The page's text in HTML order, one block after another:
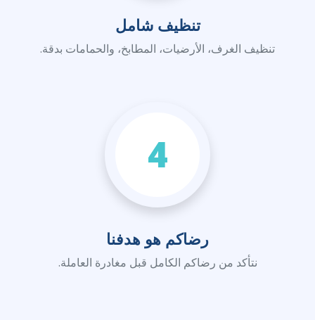
تنظيف شامل
تنظيف الغرف، الأرضيات، المطابخ، والحمامات بدقة.
4
رضاكم هو هدفنا
نتأكد من رضاكم الكامل قبل مغادرة العاملة.